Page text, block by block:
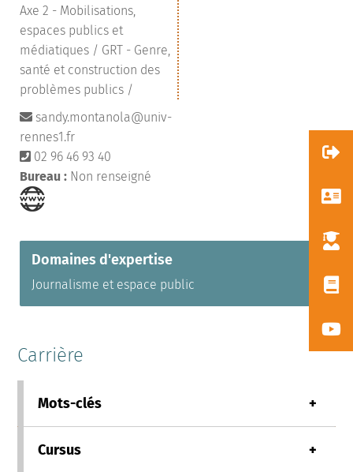
Axe 2 - Mobilisations,
espaces publics et
médiatiques / GRT - Genre,
santé et construction des
problèmes publics /
sandy.montanola@univ-
rennes1.fr
02 96 46 93 40
Bureau : Non renseigné
Domaines d'expertise
Journalisme et espace public
Carrière
Mots-clés +
Médias, Médiatisation, Journalisme
Cursus +